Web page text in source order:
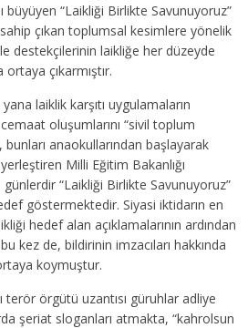
büyüyen “Laikliği Birlikte Savunuyoruz”
çıkan toplumsal kesimlere yönelik
destekçilerinin laikliğe her düzeyde
ortaya çıkarmıştır.
laiklik karşıtı uygulamaların
oluşumlarını “sivil toplum
anaokullarından başlayarak
Milli Eğitim Bakanlığı
“Laikliği Birlikte Savunuyoruz”
göstermektedir. Siyasi iktidarın en
hedef alan açıklamalarının ardından
kez de, bildirinin imzacıları hakkında
koymuştur.
örgütü uzantısı güruhlar adliye
şeriat sloganları atmakta, “kahrolsun